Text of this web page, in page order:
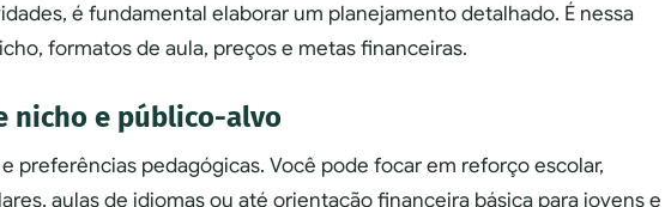
é fundamental elaborar um planejamento detalhado. É nessa
formatos de aula, preços e metas financeiras.
nicho e público-alvo
preferências pedagógicas. Você pode focar em reforço escolar,
aulas de idiomas ou até orientação financeira básica para jovens e